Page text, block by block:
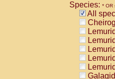
Species: * OR
All